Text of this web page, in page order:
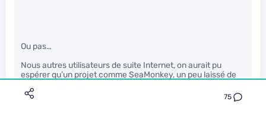
75
Ou pas…
Nous autres utilisateurs de suite Internet, on aurait pu
espérer qu’un projet comme SeaMonkey, un peu laissé de
(Opera like, chacun ses références :) ) Mais non, personne